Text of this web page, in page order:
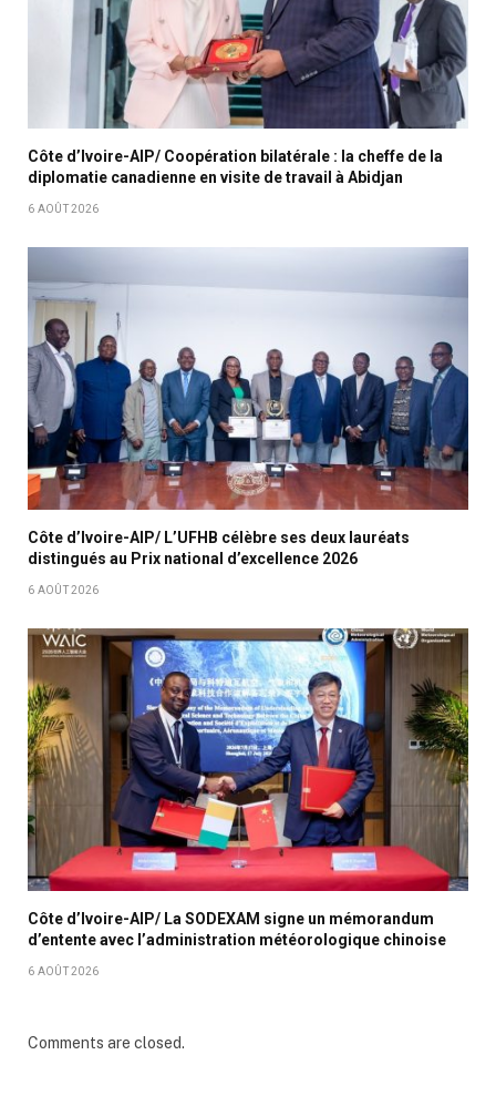
Côte d’Ivoire-AIP/ Coopération bilatérale : la cheffe de la
diplomatie canadienne en visite de travail à Abidjan
6 AOÛT 2026
Côte d’Ivoire-AIP/ L’UFHB célèbre ses deux lauréats
distingués au Prix national d’excellence 2026
6 AOÛT 2026
Côte d’Ivoire-AIP/ La SODEXAM signe un mémorandum
d’entente avec l’administration météorologique chinoise
6 AOÛT 2026
Comments are closed.